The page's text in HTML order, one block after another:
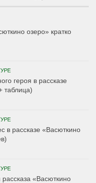
озеро» кратко
героя в рассказе
таблица)
в рассказе «Васюткино
рассказа «Васюткино